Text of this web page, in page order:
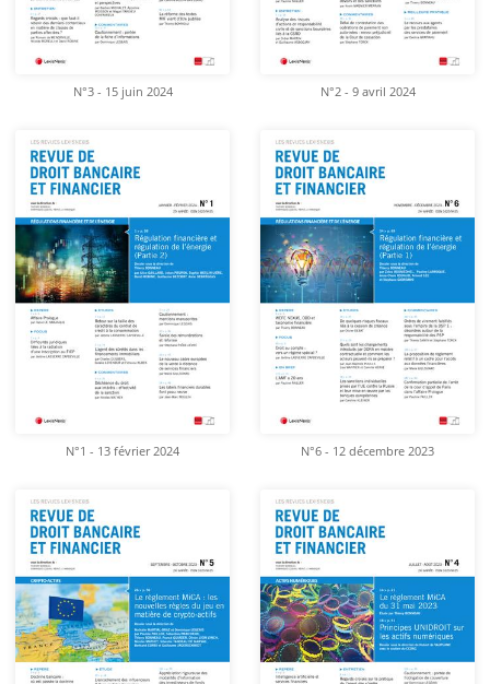
N°3 - 15 juin 2024 N°2 - 9 avril 2024
N°1 - 13 février 2024 N°6 - 12 décembre 2023